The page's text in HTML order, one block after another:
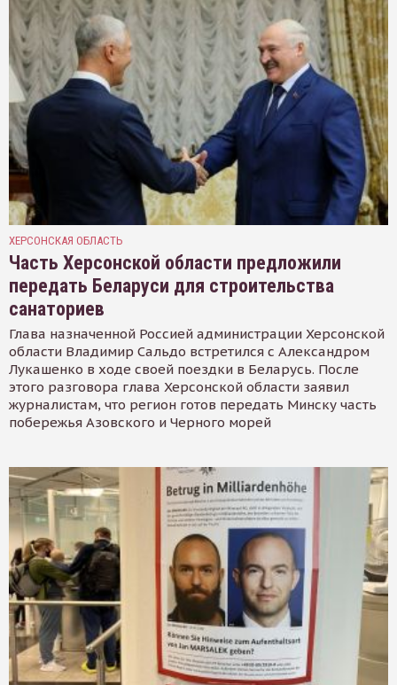
ХЕРСОНСКАЯ ОБЛАСТЬ
Часть Херсонской области предложили
передать Беларуси для строительства
санаториев
Глава назначенной Россией администрации Херсонской
области Владимир Сальдо встретился с Александром
Лукашенко в ходе своей поездки в Беларусь. После
этого разговора глава Херсонской области заявил
журналистам, что регион готов передать Минску часть
побережья Азовского и Черного морей